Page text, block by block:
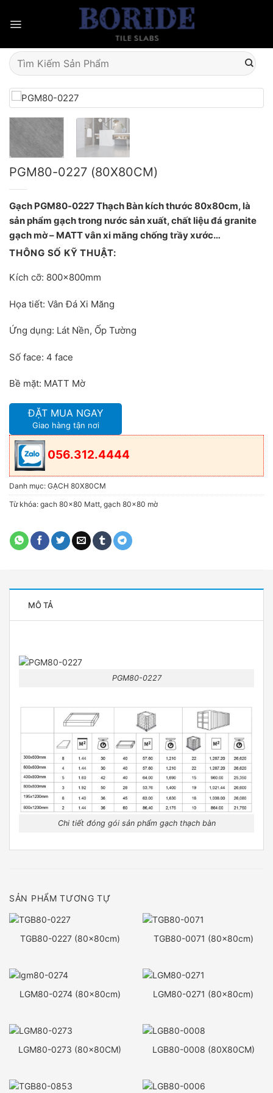
Tìm
kiếm:
PGM80-0227 (80X80CM)
Gạch PGM80-0227 Thạch Bàn kích thước 80x80cm, là
sản phẩm gạch trong nước sản xuất, chất liệu đá granite
gạch mờ – MATT vân xi măng chống trầy xước…
THÔNG SỐ KỸ THUẬT:
Kích cỡ: 800x800mm
Họa tiết: Vân Đá Xi Măng
Ứng dụng: Lát Nền, Ốp Tường
Số face: 4 face
Bề mặt: MATT Mờ
ĐẶT MUA NGAY
Giao hàng tận nơi
056.312.4444
Danh mục: GẠCH 80X80CM
Từ khóa: gach 80x80 Matt, gạch 80x80 mờ
MÔ TẢ
PGM80-0227
Chi tiết đóng gói sản phẩm gạch thạch bàn
SẢN PHẨM TƯƠNG TỰ
TGB80-0227 (80x80cm) TGB80-0071 (80x80cm)
LGM80-0274 (80x80cm) LGM80-0271 (80x80cm)
LGM80-0273 (80x80CM) LGB80-0008 (80X80CM)